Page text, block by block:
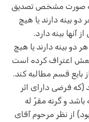
به صورت مشخص تصدیق
بینه دارند یا هیچ
آنها بینه دارد.
دو بینه دارند یا هیچ
اعتراف کرده است
بایع قسم مطالبه کند.
(که فرضی دارای اثر
و گرنه مقرّ له
از نظر مرحوم آقای